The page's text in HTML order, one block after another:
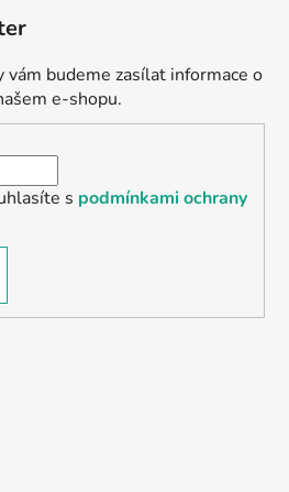
budeme zasílat informace o
e-shopu.
s podmínkami ochrany